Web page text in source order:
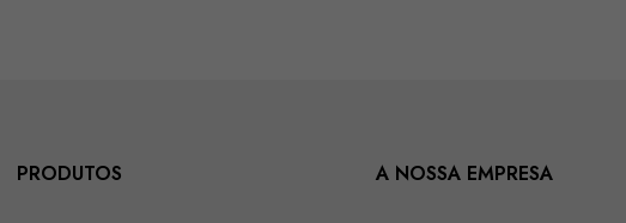
PRODUTOS A NOSSA EMPRESA